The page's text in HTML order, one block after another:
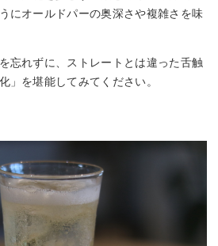
にオールドパーの奥深さや複雑さを味
忘れずに、ストレートとは違った舌触
」を堪能してみてください。